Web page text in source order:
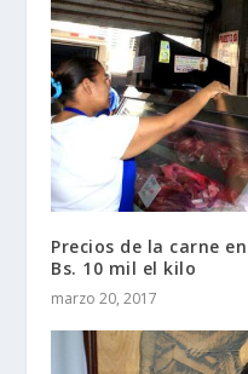
Precios de la carne
Bs. 10 mil el kilo
marzo 20, 2017